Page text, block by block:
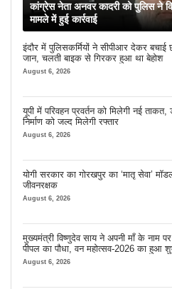
कांग्रेस नेता अनवर कादरी को पुलिस ने
मामले में हुई कार्रवाई
इंदौर में पुलिसकर्मियों ने सीपीआर देकर बचाई
जान, चलती बाइक से गिरकर हुआ था बेहोश
August 6, 2026
यूपी में परिवहन प्रवर्तन को मिलेगी नई ताकत,
निर्माण को जल्द मिलेगी रफ्तार
August 6, 2026
योगी सरकार का गोरखपुर का ‘मातृ सेवा’
जीवनरक्षक
August 6, 2026
मुख्यमंत्री विष्णुदेव साय ने अपनी माँ के नाम
पीपल का पौधा, वन महोत्सव-2026 का हुआ
August 6, 2026